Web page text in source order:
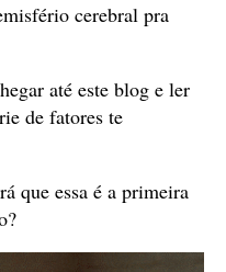
cerebral pra
até este blog e ler
de fatores te
que essa é a primeira